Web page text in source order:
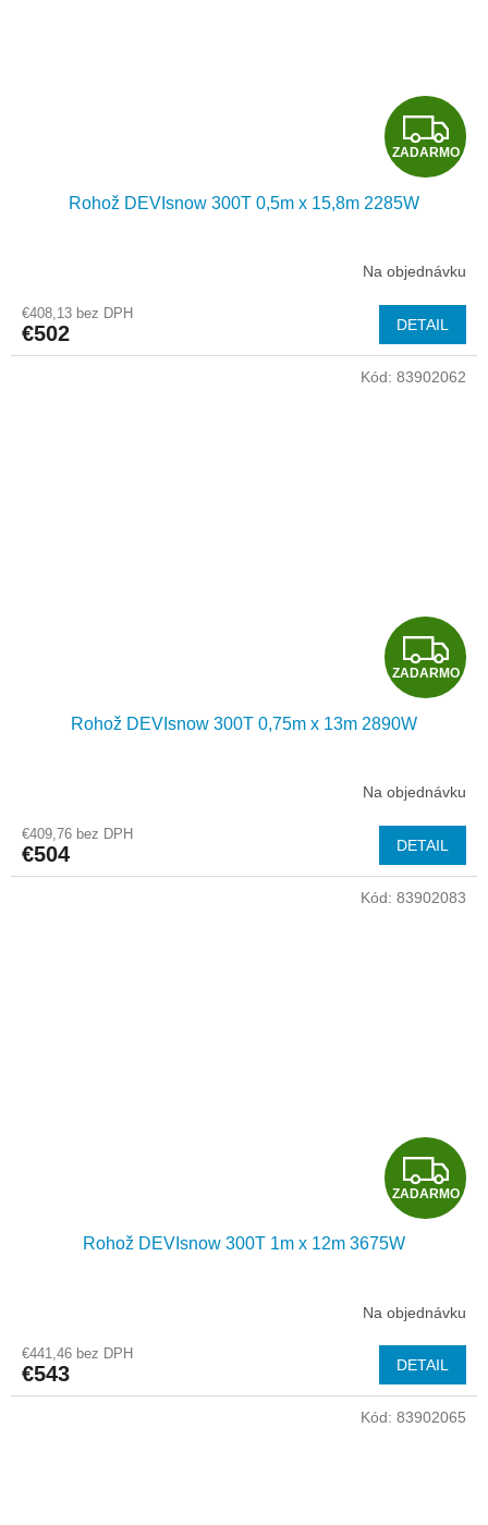
Z
A
A
R
M
ZADARMO
Rohož DEVIsnow 300T 0,5m x 15,8m 2285W
Na objednávku
€408,13 bez DPH
€502 DETAIL
Z
A
A
R
M
ZADARMO
Rohož DEVIsnow 300T 0,75m x 13m 2890W
Na objednávku
€409,76 bez DPH
€504 DETAIL
Kód: 83902062
Z
A
A
R
M
ZADARMO
Rohož DEVIsnow 300T 1m x 12m 3675W
Na objednávku
€441,46 bez DPH
€543 DETAIL
Kód: 83902083
Kód: 83902065